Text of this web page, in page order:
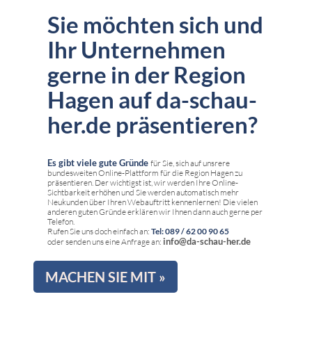
Sie möchten sich und
Ihr Unternehmen
gerne in der Region
Hagen auf da-schau-
her.de präsentieren?
Es gibt viele gute Gründe für Sie, sich auf unsrere
bundesweiten Online-Plattform für die Region Hagen zu
präsentieren. Der wichtigst ist, wir werden Ihre Online-
Sichtbarkeit erhöhen und Sie werden automatisch mehr
Neukunden über Ihren Webauftritt kennenlernen! Die vielen
anderen guten Gründe erklären wir Ihnen dann auch gerne per
Telefon.
Rufen Sie uns doch einfach an: Tel: 089 / 62 00 90 65
oder senden uns eine Anfrage an: info@da-schau-her.de
MACHEN SIE MIT »